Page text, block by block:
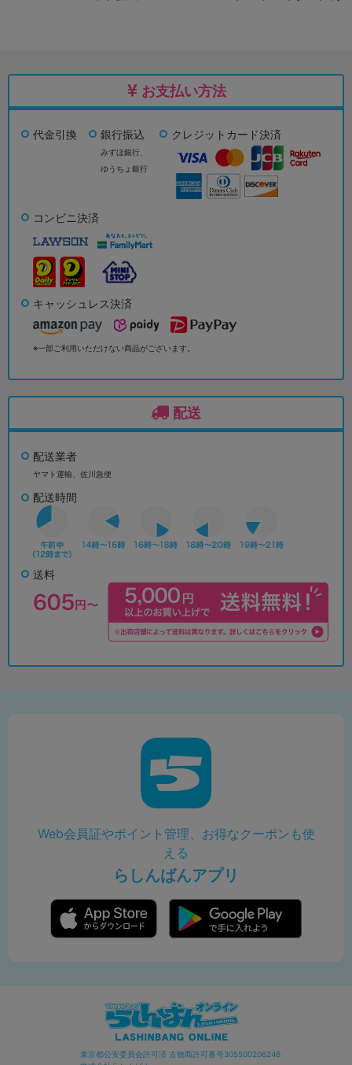
お支払い方法
代金引換 銀行振込
みずほ銀行、
ゆうちょ銀行
クレジットカード決済
コンビニ決済
キャッシュレス決済
※一部ご利用いただけない商品がございます。
配送
配送業者
ヤマト運輸、佐川急便
配送時間
送料
Web会員証やポイント管理、お得なクーポンも使
える
らしんばんアプリ
東京都公安委員会許可済 古物商許可番号305500206246